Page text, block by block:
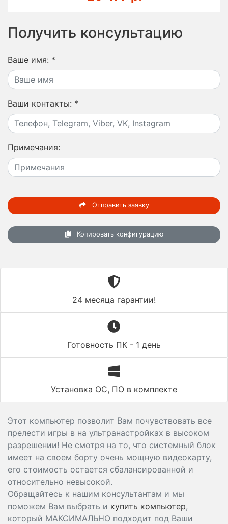
Получить консультацию
Ваше имя: *
Ваши контакты: *
Примечания:
Отправить заявку
Копировать конфигурацию
24 месяца гарантии!
Готовность ПК - 1 день
Установка ОС, ПО в комплекте
Этот компьютер позволит Вам почувствовать все
прелести игры в на ультранастройках в высоком
разрешении! Не смотря на то, что системный блок
имеет на своем борту очень мощную видеокарту,
его стоимость остается сбалансированной и
относительно невысокой.
Обращайтесь к нашим консультантам и мы
поможем Вам выбрать и купить компьютер,
который МАКСИМАЛЬНО подходит под Ваши